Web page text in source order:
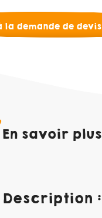
la demande de devis
En savoir plus
Description :